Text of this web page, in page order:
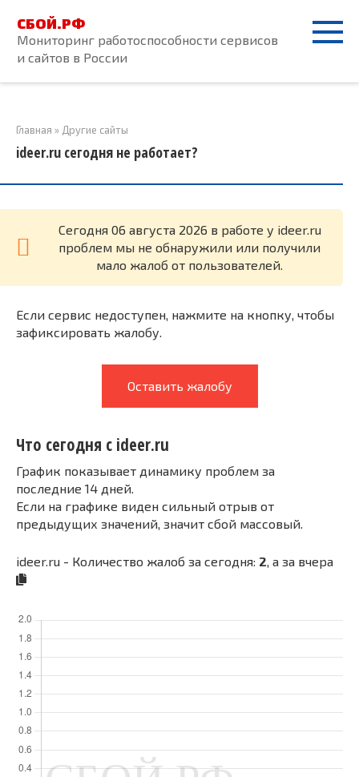
контенту
СБОЙ.РФ
Мониторинг работоспособности сервисов
и сайтов в России
Главная » Другие сайты
ideer.ru сегодня не работает?
Cегодня 06 августа 2026 в работе у ideer.ru
проблем мы не обнаружили или получили
мало жалоб от пользователей.
Если сервис недоступен, нажмите на кнопку, чтобы
зафиксировать жалобу.
Оставить жалобу
Что сегодня с ideer.ru
График показывает динамику проблем за
последние 14 дней.
Если на графике виден сильный отрыв от
предыдущих значений, значит сбой массовый.
ideer.ru - Количество жалоб за сегодня: 2 , а за вчера